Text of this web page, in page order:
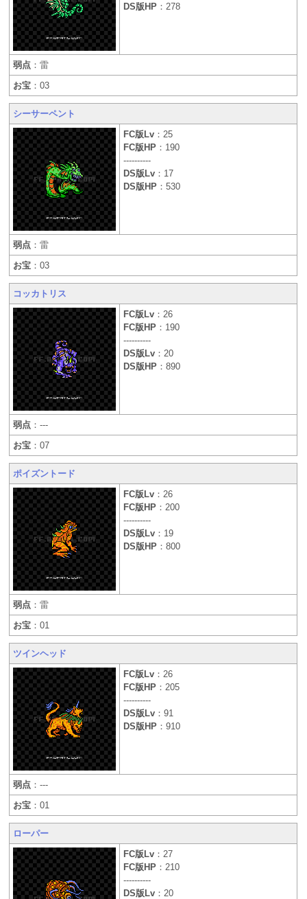
DS版HP ：278
弱点 ：雷
お宝 ：03
シーサーペント
FC版Lv ：25
FC版HP ：190
----------
DS版Lv ：17
DS版HP ：530
弱点 ：雷
お宝 ：03
コッカトリス
FC版Lv ：26
FC版HP ：190
----------
DS版Lv ：20
DS版HP ：890
弱点 ：---
お宝 ：07
ポイズントード
FC版Lv ：26
FC版HP ：200
----------
DS版Lv ：19
DS版HP ：800
弱点 ：雷
お宝 ：01
ツインヘッド
FC版Lv ：26
FC版HP ：205
----------
DS版Lv ：91
DS版HP ：910
弱点 ：---
お宝 ：01
ローパー
FC版Lv ：27
FC版HP ：210
----------
DS版Lv ：20